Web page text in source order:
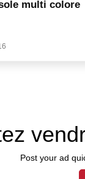
multi colore
Post your ad